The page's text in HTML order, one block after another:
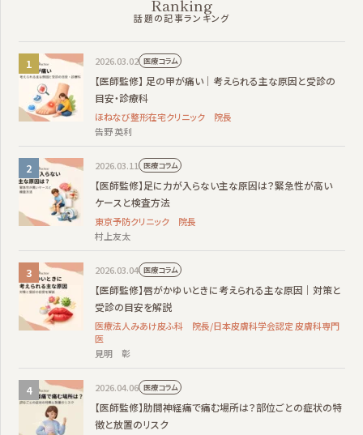
Ranking
話題の記事ランキング
2026.03.02 医療コラム
【医師監修】 足の甲が痛い｜考えられる主な原因と受診の
目安・診療科
ほねなび整形在宅クリニック 院長
告野 英利
2026.03.11 医療コラム
【医師監修】足に力が入らない主な原因は？緊急性が高い
ケースと検査方法
東京予防クリニック 院長
村上友太
2026.03.04 医療コラム
【医師監修】唇がかゆいときに考えられる主な原因｜対策と
受診の目安を解説
医療法人みあけ皮ふ科 院長/日本皮膚科学会認定 皮膚科専門
医
見明 彰
2026.04.06 医療コラム
【医師監修】肋間神経痛で痛む場所は？部位ごとの症状の特
徴と放置のリスク